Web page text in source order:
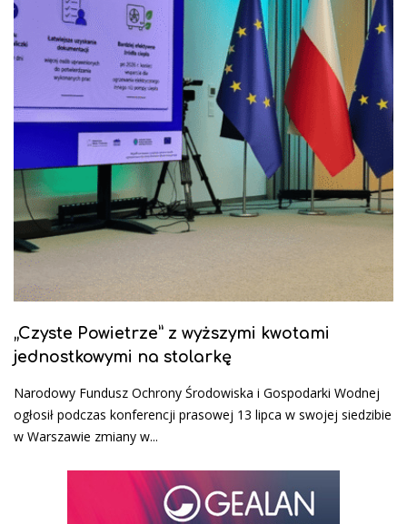
„Czyste Powietrze” z wyższymi kwotami
jednostkowymi na stolarkę
Narodowy Fundusz Ochrony Środowiska i Gospodarki Wodnej
ogłosił podczas konferencji prasowej 13 lipca w swojej siedzibie
w Warszawie zmiany w...